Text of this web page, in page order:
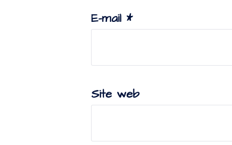
E-mail *
Site web